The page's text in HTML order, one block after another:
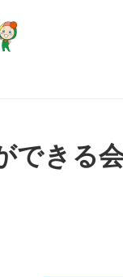
できる